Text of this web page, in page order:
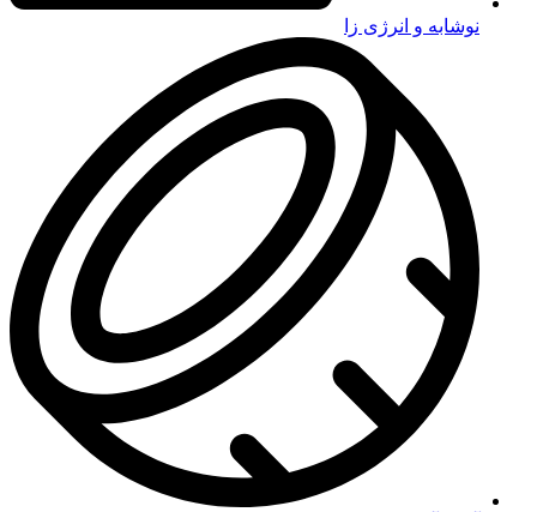
نوشابه و انرژی زا